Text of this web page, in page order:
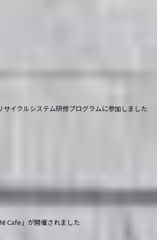
サイクルシステム研修プログラムに参加しました
Cafe」が開催されました